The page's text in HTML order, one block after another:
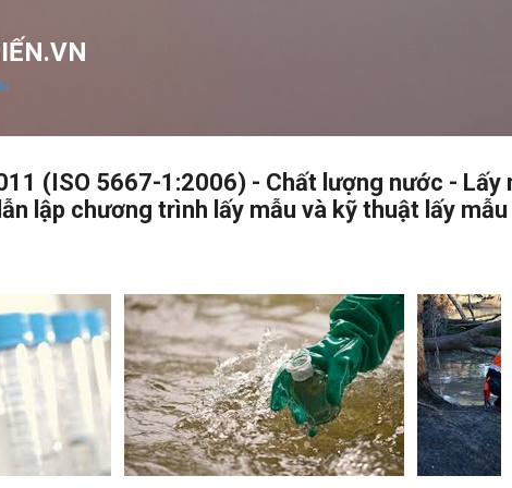
(ISO 5667-1:2006) - Chất lượng nước - Lấy
lập chương trình lấy mẫu và kỹ thuật lấy mẫu